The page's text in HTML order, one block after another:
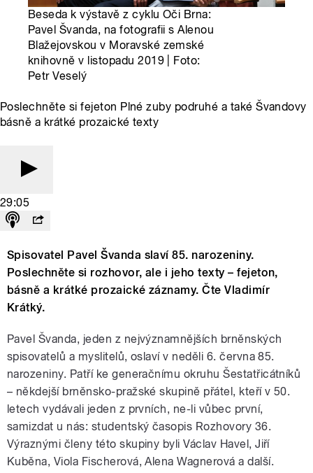
Beseda k výstavě z cyklu Oči Brna:
Pavel Švanda, na fotografii s Alenou
Blažejovskou v Moravské zemské
knihovně v listopadu 2019 | Foto:
Petr Veselý
Poslechněte si fejeton Plné zuby podruhé a také Švandovy
básně a krátké prozaické texty
29:05
Spisovatel Pavel Švanda slaví 85. narozeniny.
Poslechněte si rozhovor, ale i jeho texty – fejeton,
básně a krátké prozaické záznamy. Čte Vladimír
Krátký.
Pavel Švanda, jeden z nejvýznamnějších brněnských
spisovatelů a myslitelů, oslaví v neděli 6. června 85.
narozeniny. Patří ke generačnímu okruhu Šestatřicátníků
– někdejší brněnsko-pražské skupině přátel, kteří v 50.
letech vydávali jeden z prvních, ne-li vůbec první,
samizdat u nás: studentský časopis Rozhovory 36.
Výraznými členy této skupiny byli Václav Havel, Jiří
Kuběna, Viola Fischerová, Alena Wagnerová a další.